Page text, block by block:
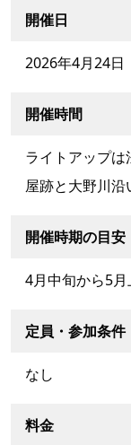
開催日
2026年4月24日
開催時間
ライトアップ
屋跡と大野川
開催時期の目安
4月中旬から5月
定員・参加条件
なし
料金